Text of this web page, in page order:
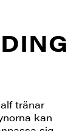
tränar
kan